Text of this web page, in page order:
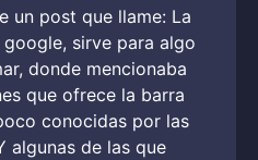
un post que llame: La
sirve para algo
donde mencionaba
que ofrece la barra
conocidas por las
algunas de las que